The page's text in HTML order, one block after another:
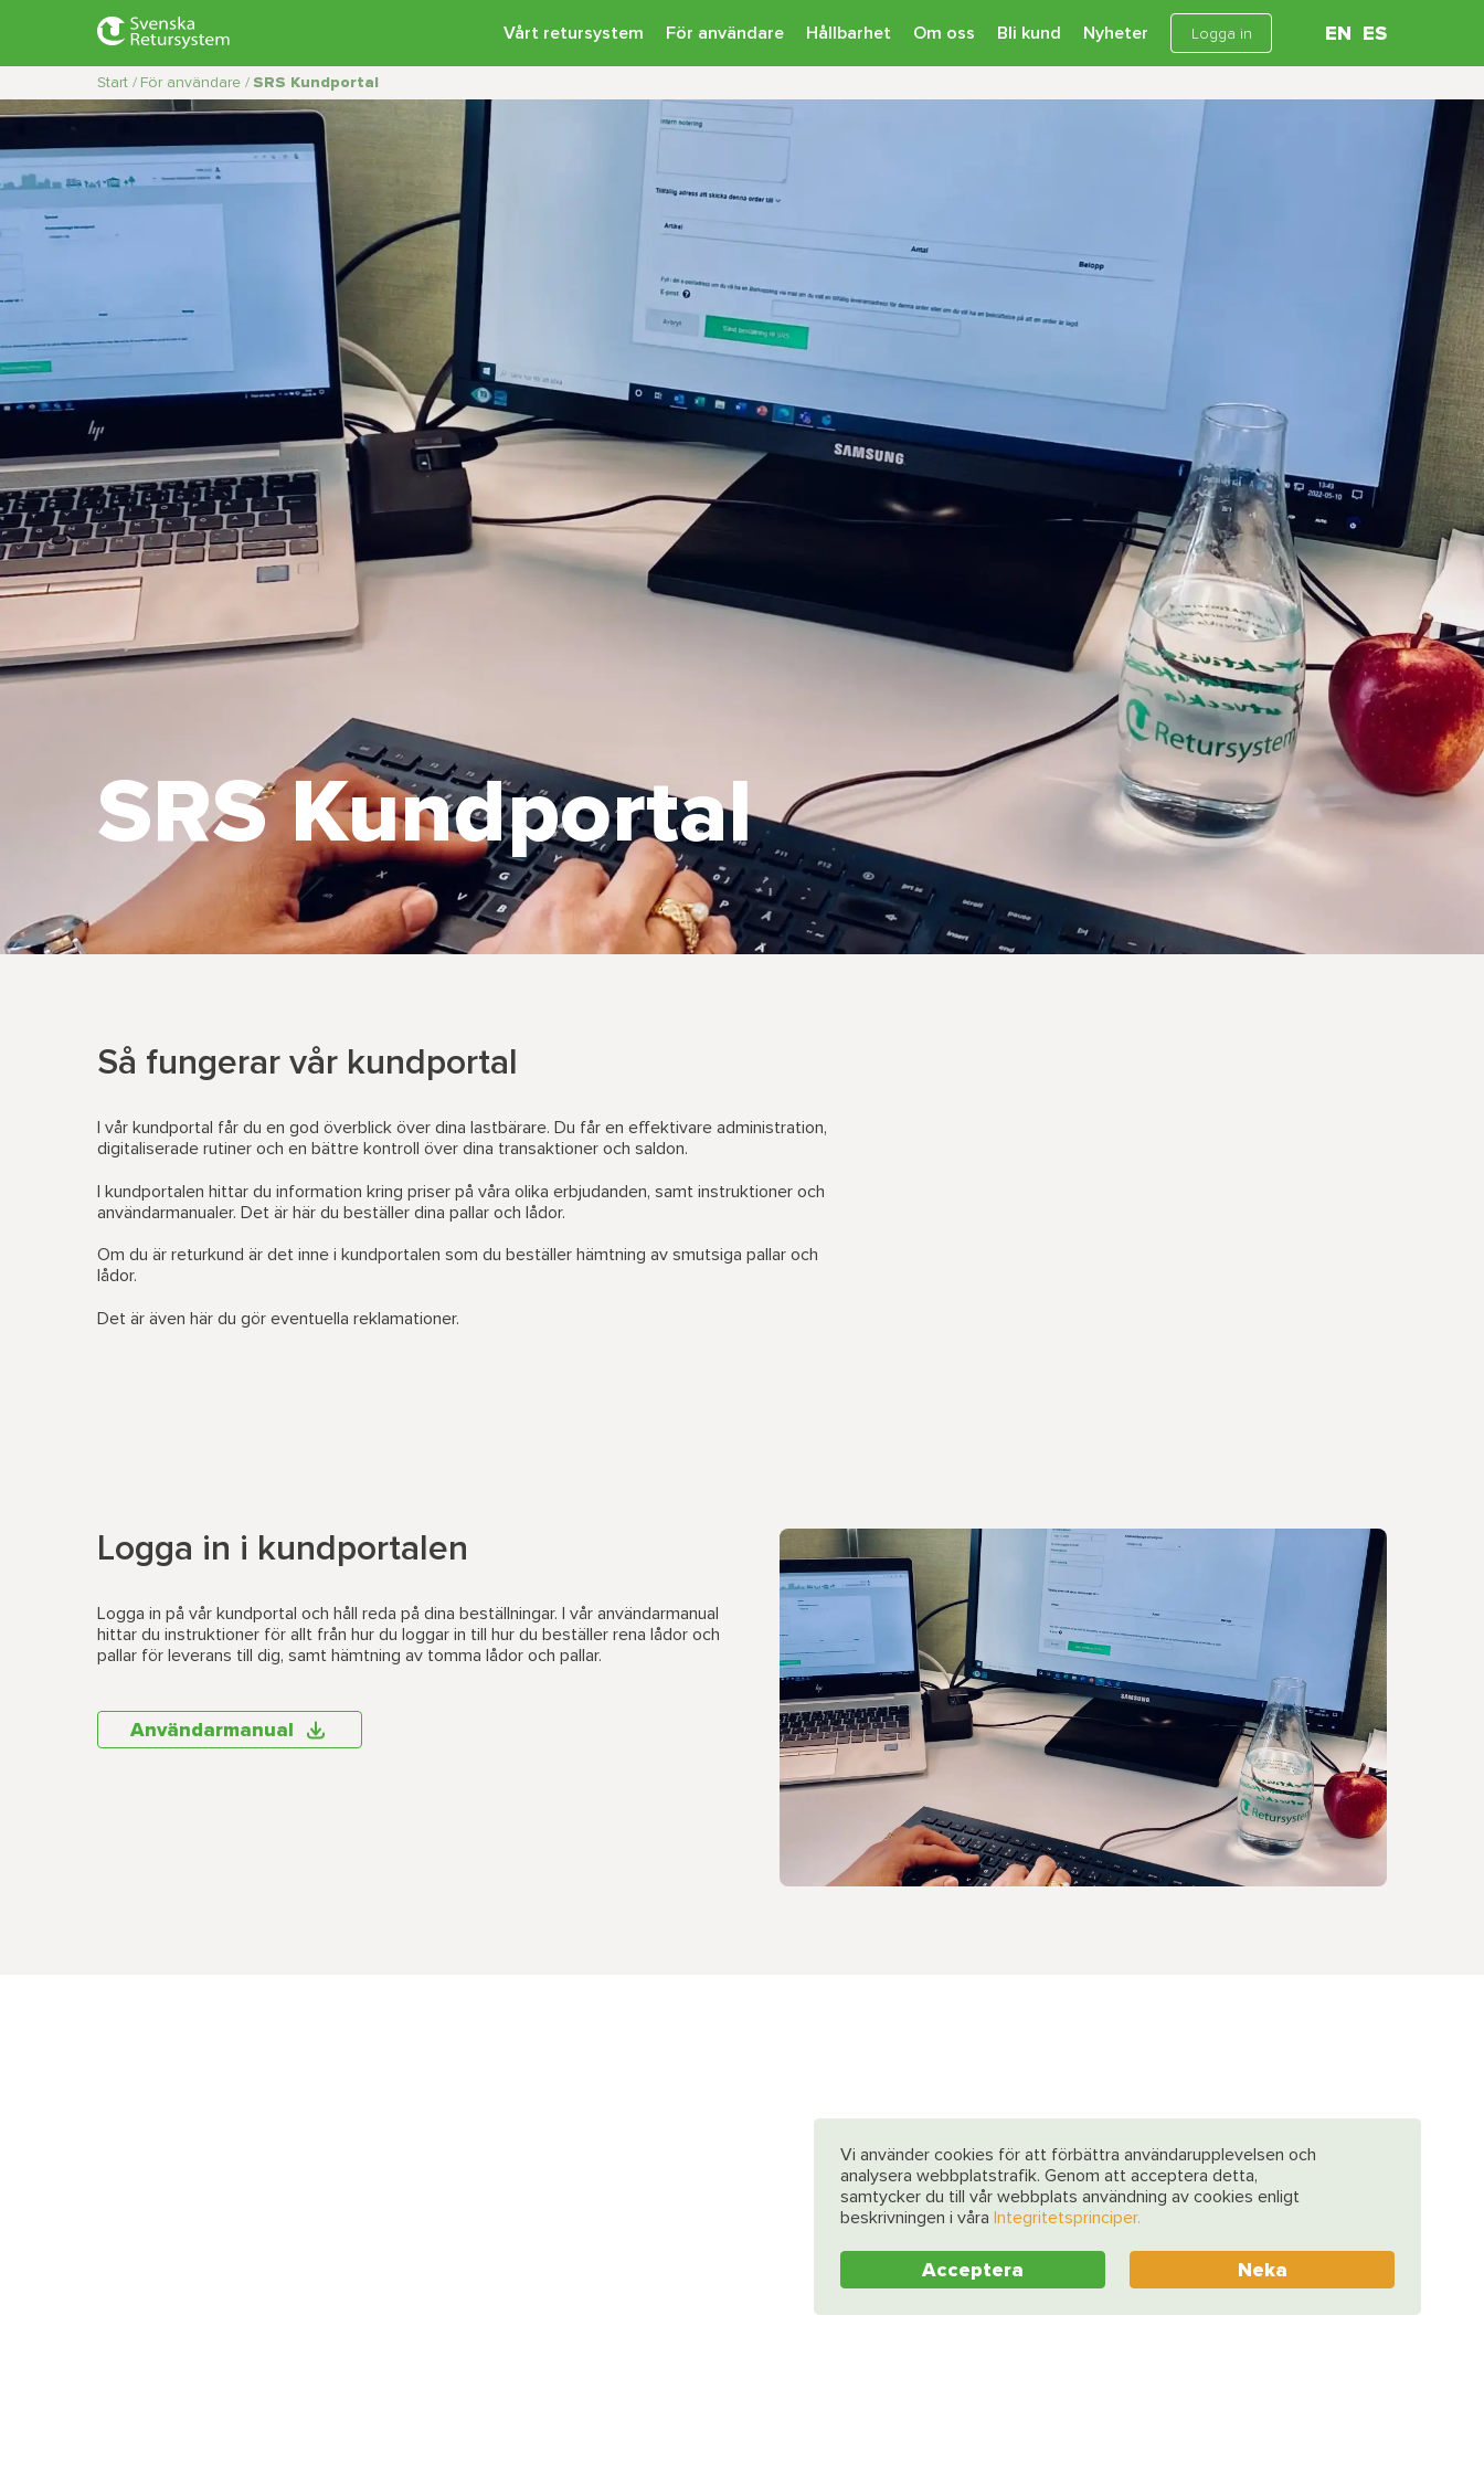
Vårt retursystem För användare Hållbarhet Om oss Bli kund Nyheter Logga in EN ES
Start / För användare / SRS Kundportal
SRS Kundportal
Så fungerar vår kundportal
I vår kundportal får du en god överblick över dina lastbärare. Du får en effektivare administration,
digitaliserade rutiner och en bättre kontroll över dina transaktioner och saldon.
I kundportalen hittar du information kring priser på våra olika erbjudanden, samt instruktioner och
användarmanualer. Det är här du beställer dina pallar och lådor.
Om du är returkund är det inne i kundportalen som du beställer hämtning av smutsiga pallar och
lådor.
Det är även här du gör eventuella reklamationer.
Logga in i kundportalen
Logga in på vår kundportal och håll reda på dina beställningar. I vår användarmanual
hittar du instruktioner för allt från hur du loggar in till hur du beställer rena lådor och
pallar för leverans till dig, samt hämtning av tomma lådor och pallar.
Användarmanual
Vi använder cookies för att förbättra användarupplevelsen och
analysera webbplatstrafik. Genom att acceptera detta,
samtycker du till vår webbplats användning av cookies enligt
beskrivningen i våra Integritetsprinciper.
Acceptera Neka